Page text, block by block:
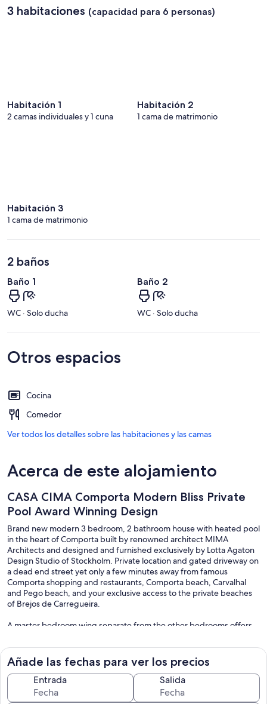
3 habitaciones (capacidad para 6 personas)
Habitación 1
2 camas individuales y 1 cuna
Habitación 2
1 cama de matrimonio
Habitación 3
1 cama de matrimonio
2 baños
Baño 1
WC · Solo ducha
Baño 2
WC · Solo ducha
Otros espacios
Cocina
Comedor
Ver todos los detalles sobre las habitaciones y las camas
Acerca de este alojamiento
CASA CIMA Comporta Modern Bliss Private
Pool Award Winning Design
Brand new modern 3 bedroom, 2 bathroom house with heated pool
in the heart of Comporta built by renowned architect MIMA
Architects and designed and furnished exclusively by Lotta Agaton
Design Studio of Stockholm. Private location and gated driveway on
a dead end street yet only a few minutes away from famous
Comporta shopping and restaurants, Comporta beach, Carvalhal
and Pego beach, and your exclusive access to the private beaches
of Brejos de Carregueira.
A master bedroom wing separate from the other bedrooms offers
to the outdoors is perfect for group gathering. Indoor and covered
outdoor dining options available as well. The house is cooled with
central AC and offers washing machine, dishwasher, a wood
burning fireplace, and all the modern amenities you will want on
your relaxing Comporta vacation. Luxury linens and furniture round
out this gorgeous home!
Añade las fechas para ver los precios
Entrada Salida